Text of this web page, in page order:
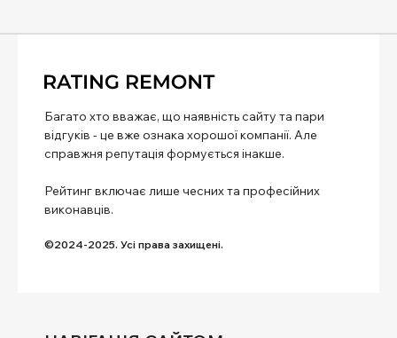
Багато хто вважає, що наявність сайту та пари
відгуків - це вже ознака хорошої компанії. Але
справжня репутація формується інакше.
Рейтинг включає лише чесних та професійних
виконавців.
©2024-2025. Усі права захищені.